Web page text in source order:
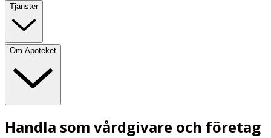
Tjänster
Om Apoteket
Handla som vårdgivare och företag